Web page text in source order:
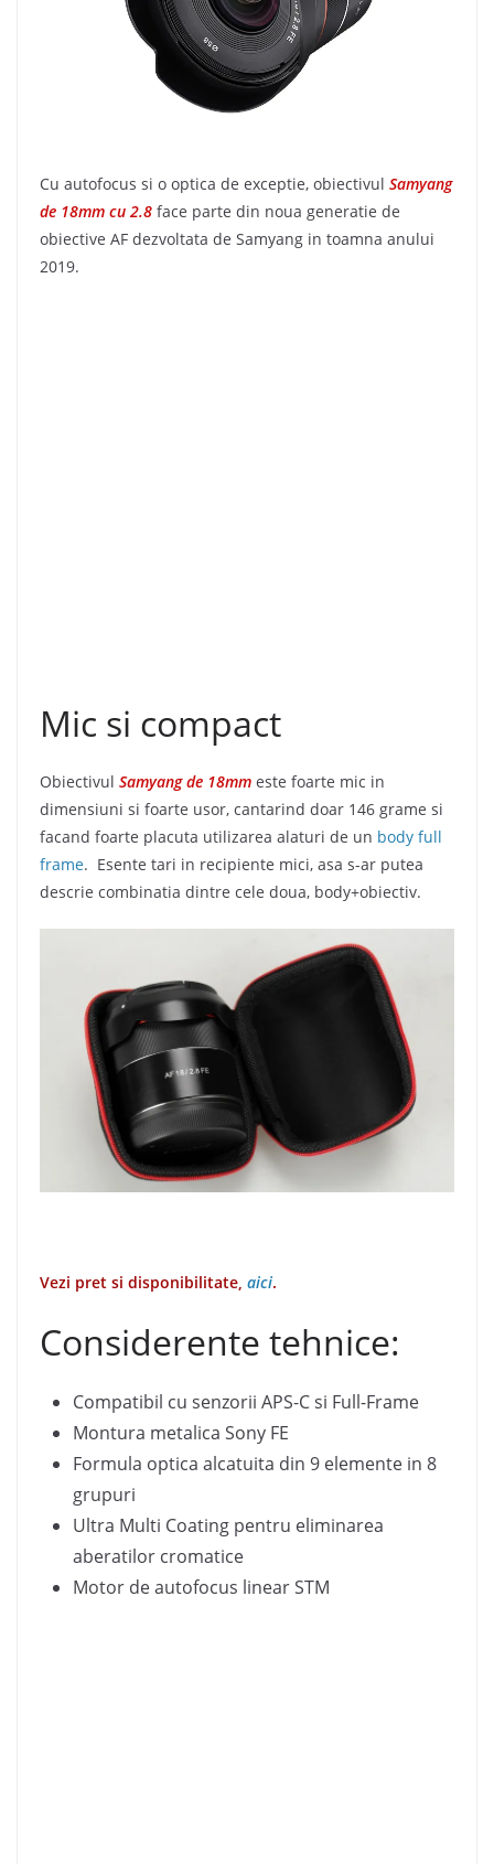
Cu autofocus si o optica de exceptie, obiectivul Samyang
de 18mm cu 2.8 face parte din noua generatie de
obiective AF dezvoltata de Samyang in toamna anului
2019.
Mic si compact
Obiectivul Samyang de 18mm este foarte mic in
dimensiuni si foarte usor, cantarind doar 146 grame si
facand foarte placuta utilizarea alaturi de un body full
frame. Esente tari in recipiente mici, asa s-ar putea
descrie combinatia dintre cele doua, body+obiectiv.
Vezi pret si disponibilitate, aici.
Considerente tehnice:
Compatibil cu senzorii APS-C si Full-Frame
Montura metalica Sony FE
Formula optica alcatuita din 9 elemente in 8
grupuri
Ultra Multi Coating pentru eliminarea
aberatilor cromatice
Motor de autofocus linear STM